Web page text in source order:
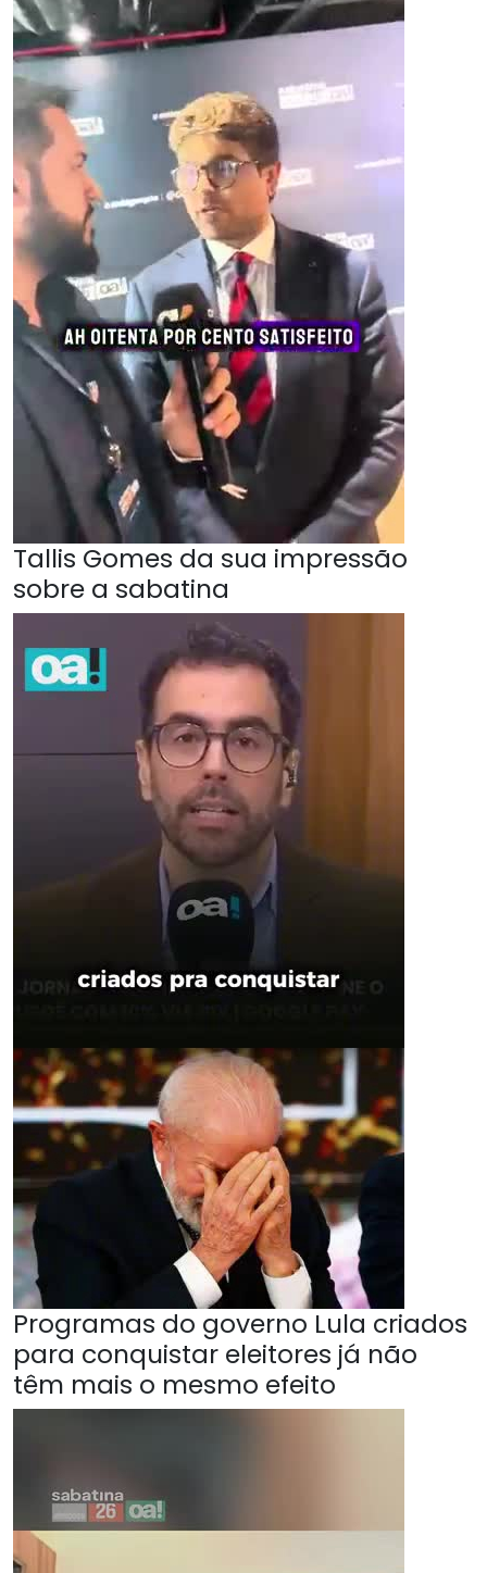
Tallis Gomes da sua impressão
sobre a sabatina
Programas do governo Lula criados
para conquistar eleitores já não
têm mais o mesmo efeito